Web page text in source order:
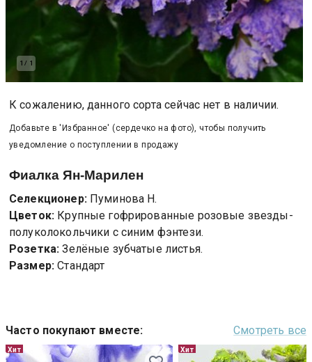
1 / 1
К сожалению, данного сорта сейчас нет в наличии.
Добавьте в 'Избранное' (сердечко на фото), чтобы получить
уведомление о поступлении в продажу
Фиалка Ян-Марилен
Селекционер: Пуминова Н.
Цветок: Крупные гофрированные розовые звезды-
полуколокольчики с синим фэнтези.
Розетка: Зелёные зубчатые листья.
Размер: Стандарт
Часто покупают вместе: Смотреть все
Хит Хит